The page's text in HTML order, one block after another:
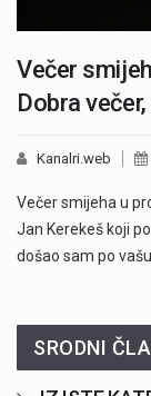
Večer
Dobra
Kanalri.web
Večer smijeha u
Jan Kerekeš koji
došao sam po
SRODNI